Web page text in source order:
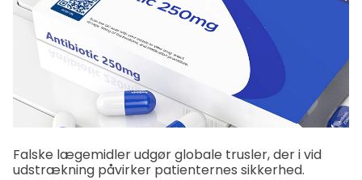
Falske lægemidler udgør globale trusler, der i vid
udstrækning påvirker patienternes sikkerhed.